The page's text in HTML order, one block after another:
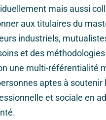
mais aussi
aux titulaires du
industriels,
et des
une multi-référentialité
aptes à
et sociale en